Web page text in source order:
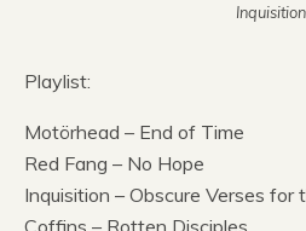
Inquisition
Playlist:
Motörhead – End of Time
Red Fang – No Hope
Inquisition – Obscure Verses for
Coffins – Rotten Disciples